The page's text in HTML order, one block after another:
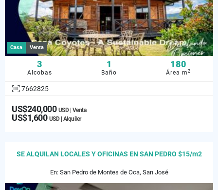
Casa Venta
3
Alcobas
1
Baño
180
Área m2
7662825
US$240,000 USD | Venta
US$1,600 USD | Alquiler
SE ALQUILAN LOCALES Y OFICINAS EN SAN PEDRO $15/m2
En: San Pedro de Montes de Oca, San José